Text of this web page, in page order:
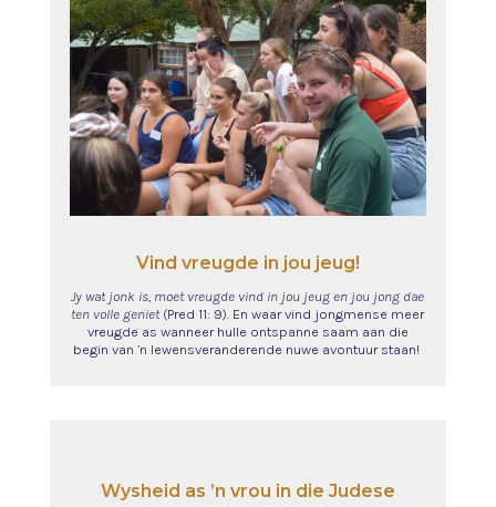
Vind vreugde in jou jeug!
Jy wat jonk is, moet vreugde vind in jou jeug en jou jong dae
ten volle geniet (Pred 11: 9). En waar vind jongmense meer
vreugde as wanneer hulle ontspanne saam aan die
begin van ’n lewensveranderende nuwe avontuur staan!
Wysheid as ’n vrou in die Judese